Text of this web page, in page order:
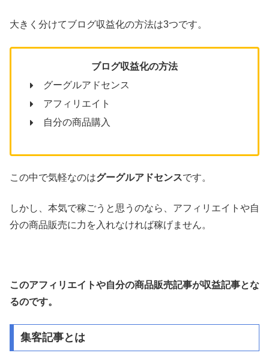
大きく分けてブログ収益化の方法は3つです。
ブログ収益化の方法
グーグルアドセンス
アフィリエイト
自分の商品購入
この中で気軽なのはグーグルアドセンスです。
しかし、本気で稼ごうと思うのなら、アフィリエイトや自
分の商品販売に力を入れなければ稼げません。
このアフィリエイトや自分の商品販売記事が収益記事とな
るのです。
集客記事とは